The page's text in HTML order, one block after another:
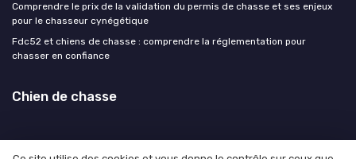
Comprendre le prix de la validation du permis de chasse et ses enjeux
pour le chasseur cynégétique
Fdc52 et chiens de chasse : comprendre la réglementation pour
chasser en confiance
Chien de chasse